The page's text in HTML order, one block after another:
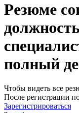
Резюме
полный
Чтобы видеть все
После регистрации
Зарегистрироваться